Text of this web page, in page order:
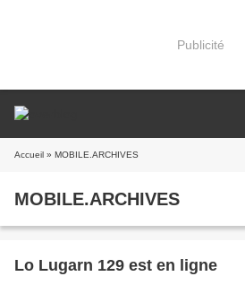
Publicité
Accueil » MOBILE.ARCHIVES
MOBILE.ARCHIVES
Lo Lugarn 129 est en ligne